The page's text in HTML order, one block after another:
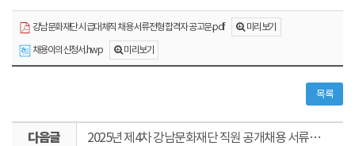
강남문화재단 시급대체직 채용 서류전형 합격자 공고문.pdf
미리보기
채용이의신청서.hwp
미리보기
목록
2025년 제4차 강남문화재단 직원 공개채용 서류전형 적격자 및 필기전형 일정 공고